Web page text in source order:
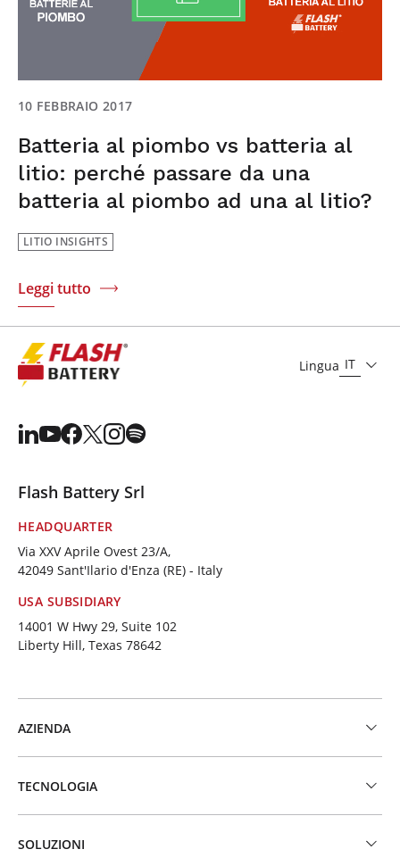
10 FEBBRAIO 2017
Batteria al piombo vs batteria al
litio: perché passare da una
batteria al piombo ad una al litio?
LITIO INSIGHTS
Leggi tutto
Lingua IT
Flash Battery Srl
HEADQUARTER
Via XXV Aprile Ovest 23/A,
42049 Sant'Ilario d'Enza (RE) - Italy
USA SUBSIDIARY
14001 W Hwy 29, Suite 102
Liberty Hill, Texas 78642
AZIENDA
TECNOLOGIA
SOLUZIONI